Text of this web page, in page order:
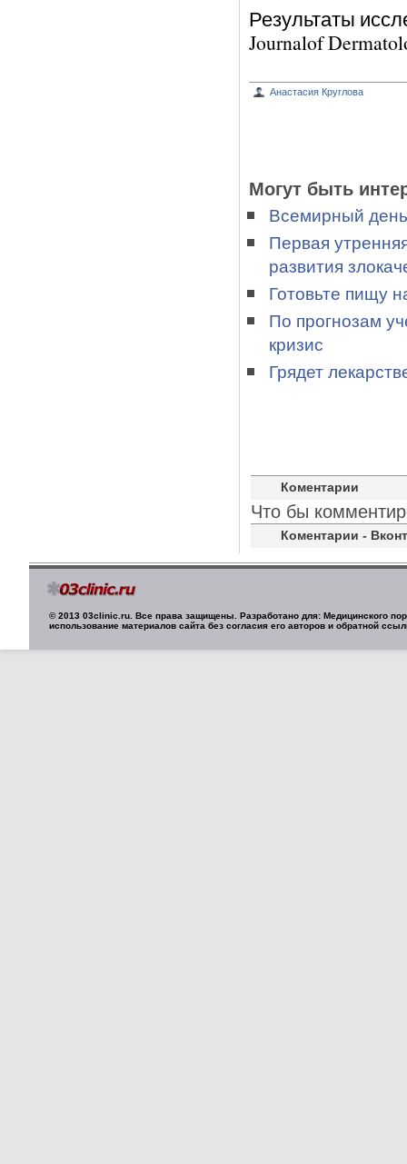
Результаты
Journalof
Анастасия Круглова
Могут быть
Всемирный
Первая
развития
Готовьте пищу
По прогнозам
кризис
Грядет
Коментарии
Что бы
Коментарии -
© 2013 03clinic.ru. Все права защищены. Разработано для: Медицинского
использование материалов сайта без согласия его авторов и обратной